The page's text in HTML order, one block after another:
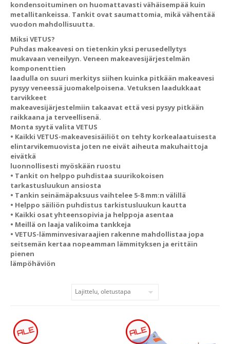
kondensoituminen on huomattavasti vähäisempää kuin
metallitankeissa. Tankit ovat saumattomia, mikä vähentää
vuodon mahdollisuutta.
Miksi VETUS?
Puhdas makeavesi on tietenkin yksi perusedellytys
mukavaan veneilyyn. Veneen makeavesijärjestelmän
komponenttien
laadulla on suuri merkitys siihen kuinka pitkään makeavesi
pysyy veneessä juomakelpoisena. Vetuksen laadukkaat
tarvikkeet
makeavesijärjestelmiin takaavat että vesi pysyy pitkään
raikkaana ja terveellisenä.
Monta syytä valita VETUS
• Kaikki VETUS-makeavesisäiliöt on tehty korkealaatuisesta
elintarvikemuovista joten ne eivät aiheuta makuhaittoja
eivätkä
luonnollisesti myöskään ruostu
• Tankit on helppo puhdistaa suurikokoisen
tarkastusluukun ansiosta
• Tankin seinämäpaksuus vaihtelee 5-8 mm:n välillä
• Helppo säiliön puhdistus tarkistusluukun kautta
• Kaikki osat yhteensopivia ja helppoja asentaa
• Meillä on laaja valikoima tankkeja
• VETUS-lämminvesivaraajien rakenne mahdollistaa jopa
seitsemän kertaa nopeamman lämmityksen ja erittäin
pienen
lämpöhäviön